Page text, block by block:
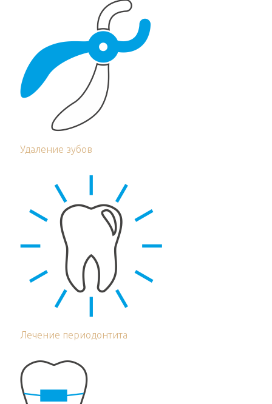
Удаление зубов
Лечение периодонтита